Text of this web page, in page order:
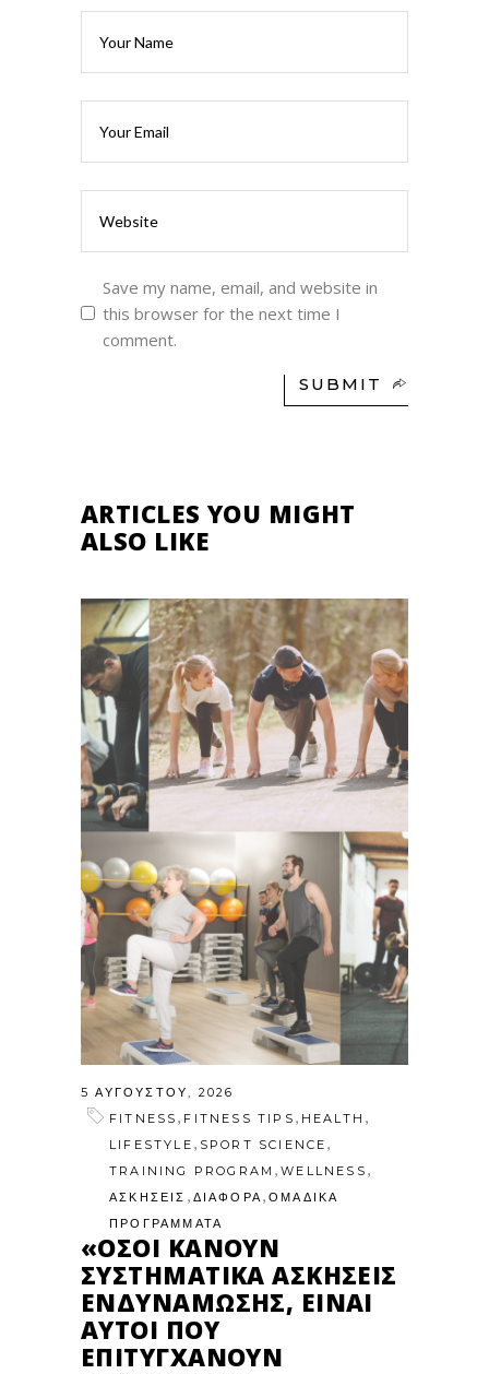
Save my name, email, and website in
this browser for the next time I
comment.
SUBMIT
ARTICLES YOU MIGHT
ALSO LIKE
5 ΑΥΓΟΎΣΤΟΥ, 2026
FITNESS , FITNESS TIPS , HEALTH ,
LIFESTYLE , SPORT SCIENCE ,
TRAINING PROGRAM ,WELLNESS ,
ΑΣΚΗΣΕΙΣ , ΔΙΑΦΟΡΑ ,ΟΜΑΔΙΚΑ
ΠΡΟΓΡΑΜΜΑΤΑ
«ΌΣΟΙ ΚΆΝΟΥΝ
ΣΥΣΤΗΜΑΤΙΚΆ ΑΣΚΉΣΕΙΣ
ΕΝΔΥΝΆΜΩΣΗΣ, ΕΊΝΑΙ
ΑΥΤΟΊ ΠΟΥ
ΕΠΙΤΥΓΧΆΝΟΥΝ